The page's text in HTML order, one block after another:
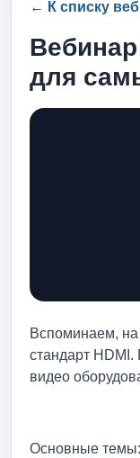
← К списку
для
Вспоминаем, на
стандарт
видео
Основные темы: